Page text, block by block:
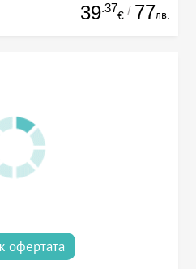
39.37
€ / 77лв.
офертата